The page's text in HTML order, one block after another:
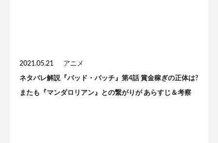
2021.05.21 アニメ
ネタバレ解説『バッド・バッチ』第4話 賞金稼ぎの正体は?
またも『マンダロリアン』との繋がりが あらすじ＆考察